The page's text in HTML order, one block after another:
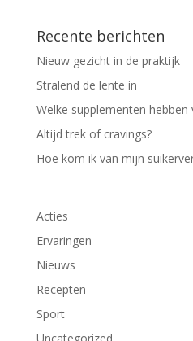
Recente berichten
Nieuw gezicht in de praktijk
Stralend de lente in
Welke supplementen hebben
Altijd trek of cravings?
Hoe kom ik van mijn
Acties
Ervaringen
Nieuws
Recepten
Sport